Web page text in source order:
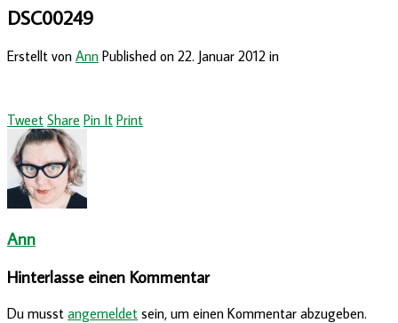
DSC00249
Erstellt von Ann Published on 22. Januar 2012 in
Tweet Share Pin It Print
Ann
Hinterlasse einen Kommentar
Du musst angemeldet sein, um einen Kommentar abzugeben.